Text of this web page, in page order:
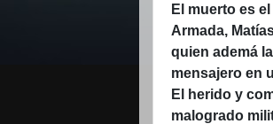
El muerto es
Armada,
quien ademá
mensajero en
El herido y
malogrado